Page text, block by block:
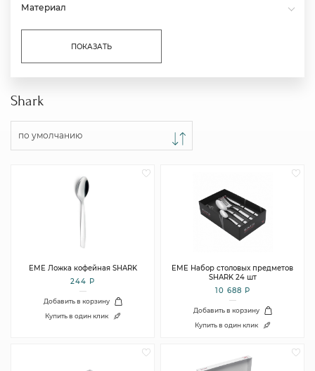
Материал
ПОКАЗАТЬ
Shark
по умолчанию
EME Ложка кофейная SHARK
244 Р
Добавить в корзину
Купить в один клик
EME Набор столовых предметов
SHARK 24 шт
10 688 Р
Добавить в корзину
Купить в один клик